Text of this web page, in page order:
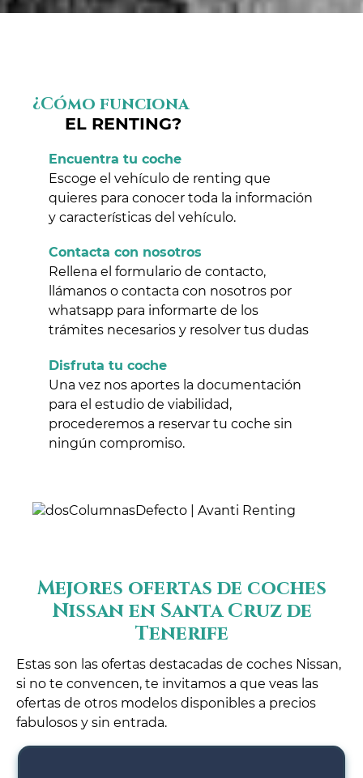
¿Cómo funciona
EL RENTING?
Encuentra tu coche
Escoge el vehículo de renting que
quieres para conocer toda la información
y características del vehículo.
Contacta con nosotros
Rellena el formulario de contacto,
llámanos o contacta con nosotros por
whatsapp para informarte de los
trámites necesarios y resolver tus dudas
Disfruta tu coche
Una vez nos aportes la documentación
para el estudio de viabilidad,
procederemos a reservar tu coche sin
ningún compromiso.
Mejores ofertas de coches
Nissan en Santa Cruz de
Tenerife
Estas son las ofertas destacadas de coches Nissan,
si no te convencen, te invitamos a que veas las
ofertas de otros modelos disponibles a precios
fabulosos y sin entrada.